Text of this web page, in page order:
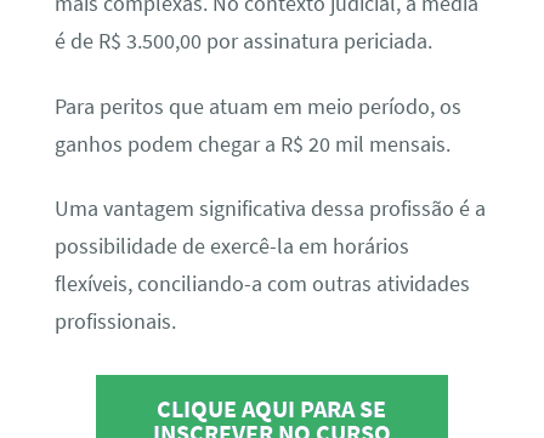
é de R$ 3.500,00 por assinatura periciada.
Para peritos que atuam em meio período, os
ganhos podem chegar a R$ 20 mil mensais.
Uma vantagem significativa dessa profissão é a
possibilidade de exercê-la em horários
flexíveis, conciliando-a com outras atividades
profissionais.
CLIQUE AQUI PARA SE